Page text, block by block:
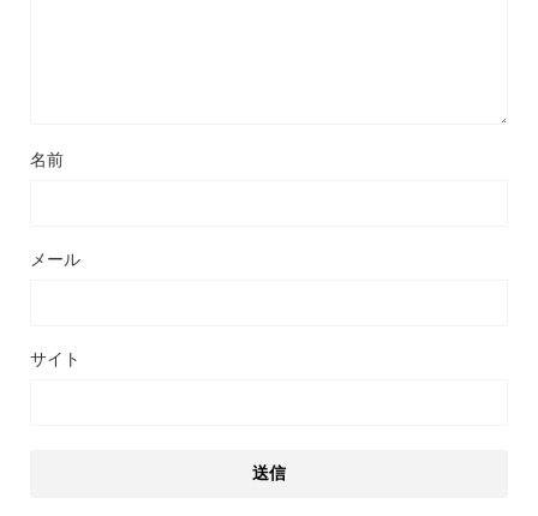
名前
メール
サイト